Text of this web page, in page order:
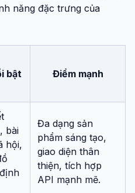
năng đặc trưng của
bật Điểm mạnh
bài
hội,
Đa dạng sản
phẩm sáng tạo,
giao diện thân
thiện, tích hợp
API mạnh mẽ.